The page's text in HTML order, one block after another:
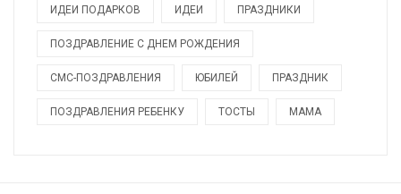
ИДЕИ ПОДАРКОВ ИДЕИ ПРАЗДНИКИ
ПОЗДРАВЛЕНИЕ С ДНЕМ РОЖДЕНИЯ
СМС-ПОЗДРАВЛЕНИЯ ЮБИЛЕЙ ПРАЗДНИК
ПОЗДРАВЛЕНИЯ РЕБЕНКУ ТОСТЫ МАМА